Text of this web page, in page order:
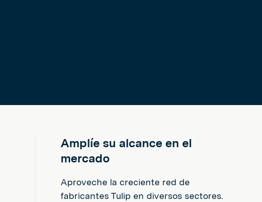
Amplíe su alcance en el
mercado
Aproveche la creciente red de
fabricantes Tulip en diversos sectores.